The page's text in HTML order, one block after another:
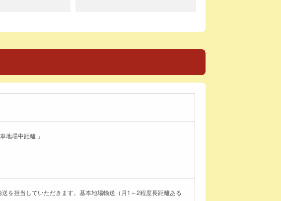
地場中距離 」
を担当していただきます。基本地場輸送（月1～2程度長距離ある